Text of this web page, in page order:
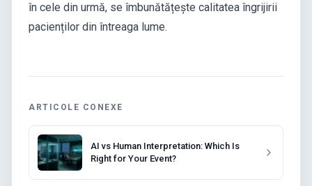
în cele din urmă, se îmbunătățește calitatea îngrijirii
pacienților din întreaga lume.
ARTICOLE CONEXE
AI vs Human Interpretation: Which Is
Right for Your Event?